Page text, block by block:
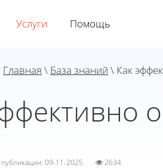
Услуги Помощь
Главная \ База знаний \ Как
публикации: 09-11-2025 2634